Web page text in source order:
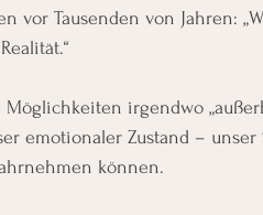
vor Tausenden von Jahren:
irgendwo
emotionaler Zustand –
können.